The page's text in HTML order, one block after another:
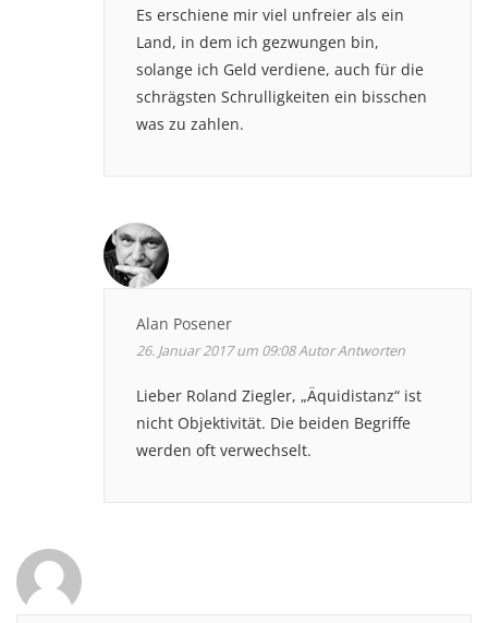
Es erschiene mir viel unfreier als ein
Land, in dem ich gezwungen bin,
solange ich Geld verdiene, auch für die
schrägsten Schrulligkeiten ein bisschen
was zu zahlen.
Alan Posener
26. Januar 2017 um 09:08AutorAntworten
Lieber Roland Ziegler, „Äquidistanz“ ist
nicht Objektivität. Die beiden Begriffe
werden oft verwechselt.